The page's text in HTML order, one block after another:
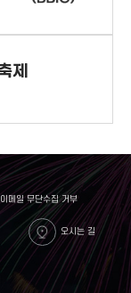
이메일 무단수집 거부
오시는 길